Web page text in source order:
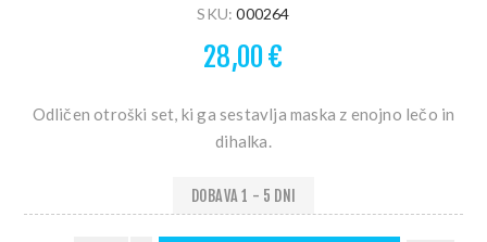
SKU: 000264
28,00 €
Odličen otroški set, ki ga sestavlja maska z enojno lečo in
dihalka.
DOBAVA 1 - 5 DNI